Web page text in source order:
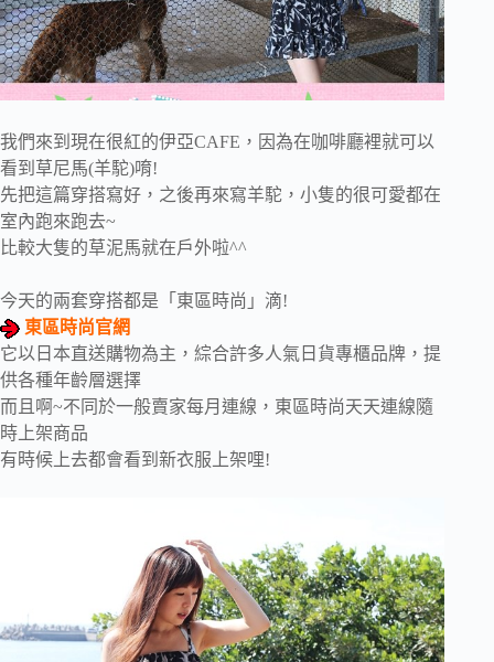
我們來到現在很紅的伊亞CAFE，因為在咖啡廳裡就可以
看到草尼馬(羊駝)唷!
先把這篇穿搭寫好，之後再來寫羊駝，小隻的很可愛都在
室內跑來跑去~
比較大隻的草泥馬就在戶外啦^^
今天的兩套穿搭都是「東區時尚」滴!
東區時尚官網
它以日本直送購物為主，綜合許多人氣日貨專櫃品牌，提
供各種年齡層選擇
而且啊~不同於一般賣家每月連線，東區時尚天天連線隨
時上架商品
有時候上去都會看到新衣服上架哩!